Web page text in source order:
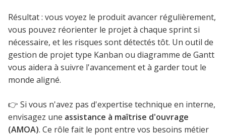
Résultat : vous voyez le produit avancer régulièrement,
vous pouvez réorienter le projet à chaque sprint si
nécessaire, et les risques sont détectés tôt. Un outil de
gestion de projet type Kanban ou diagramme de Gantt
vous aidera à suivre l'avancement et à garder tout le
monde aligné.
👉 Si vous n'avez pas d'expertise technique en interne,
envisagez une assistance à maîtrise d'ouvrage
(AMOA). Ce rôle fait le pont entre vos besoins métier